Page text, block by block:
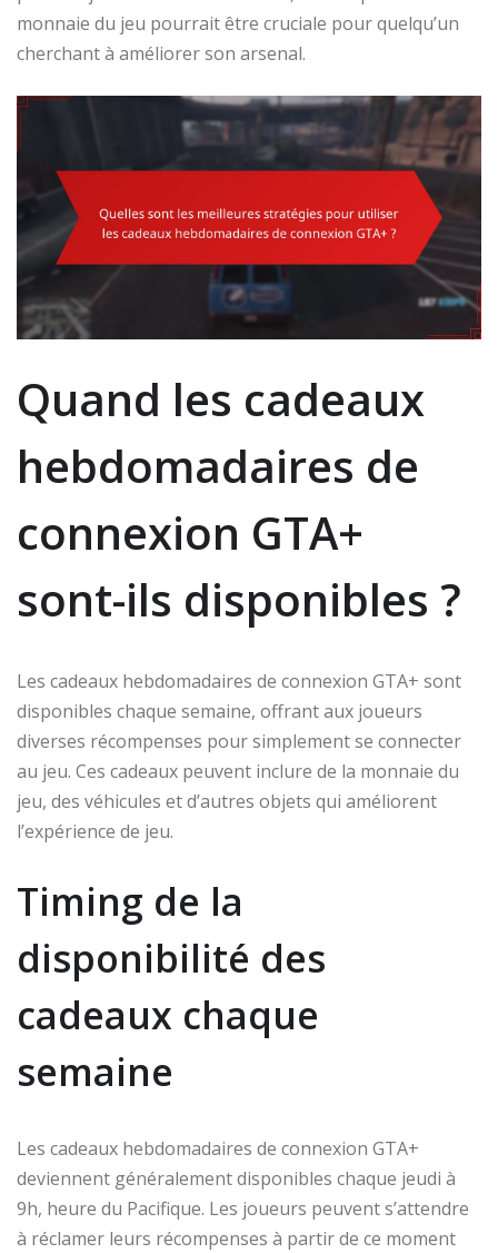
monnaie du jeu pourrait être cruciale pour quelqu’un
cherchant à améliorer son arsenal.
Quand les cadeaux
hebdomadaires de
connexion GTA+
sont-ils disponibles ?
Les cadeaux hebdomadaires de connexion GTA+ sont
disponibles chaque semaine, offrant aux joueurs
diverses récompenses pour simplement se connecter
au jeu. Ces cadeaux peuvent inclure de la monnaie du
jeu, des véhicules et d’autres objets qui améliorent
l’expérience de jeu.
Timing de la
disponibilité des
cadeaux chaque
semaine
Les cadeaux hebdomadaires de connexion GTA+
deviennent généralement disponibles chaque jeudi à
9h, heure du Pacifique. Les joueurs peuvent s’attendre
à réclamer leurs récompenses à partir de ce moment